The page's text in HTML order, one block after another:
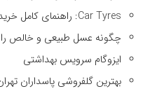
Car Tyres: راهنمای کامل خرید تایر
چگونه عسل طبیعی و خالص
ایزوگام سرویس بهداشتی
بهترین گلفروشی پاسداران